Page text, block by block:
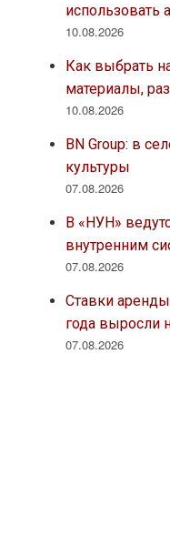
10.08.2026
Как выбрать
материалы,
10.08.2026
BN Group: в
культуры
07.08.2026
В «НУН»
внутренним
07.08.2026
Ставки
года выросли
07.08.2026